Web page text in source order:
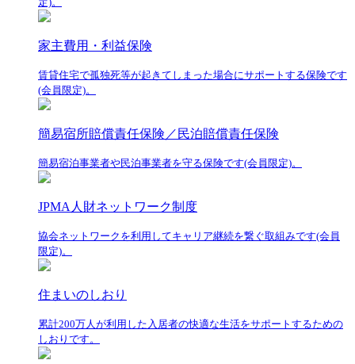
家主費用・利益保険
賃貸住宅で孤独死等が起きてしまった場合にサポートする保険です
(会員限定)。
簡易宿所賠償責任保険／民泊賠償責任保険
簡易宿泊事業者や民泊事業者を守る保険です(会員限定)。
JPMA人財ネットワーク制度
協会ネットワークを利用してキャリア継続を繋ぐ取組みです(会員
限定)。
住まいのしおり
累計200万人が利用した入居者の快適な生活をサポートするための
しおりです。